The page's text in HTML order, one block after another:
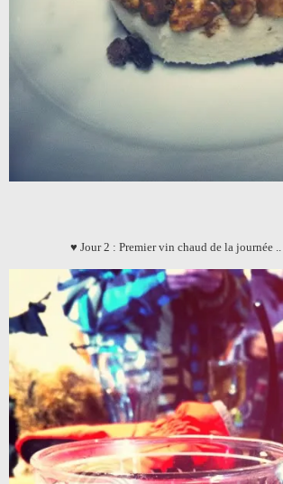
♥ Jour 2 : Premier vin chaud de la journée